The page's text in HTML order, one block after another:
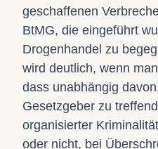
geschaffenen
BtMG, die eingeführt
Drogenhandel zu
wird deutlich, wenn
dass unabhängig
Gesetzgeber zu
organisierter
oder nicht, bei